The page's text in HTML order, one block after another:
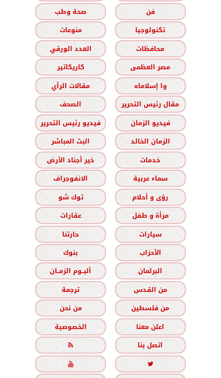
فن
صحة وطب
تكنولوجيا
منوعات
محافظات
العدد الورقي
مصر العظمى
كاريكاتير
وا إسلاماه
مقالات الرأي
مقال رئيس التحرير
الصحف
فيديو الزمان
فيديو رئيس التحرير
الزمان الخالد
البث المباشر
خدمات
خير أجناد الأرض
سماء عربية
الانفوجراف
رؤى و أحلام
توك شو
مرأة و طفل
عقارات
سيارات
حارتنا
الأحزاب
بنوك
البرلمان
ألبــوم الزمــان
من القدس
ترجمة
من فلسطين
من نحن
اعلن معنا
الخصوصية
اتصل بنا


